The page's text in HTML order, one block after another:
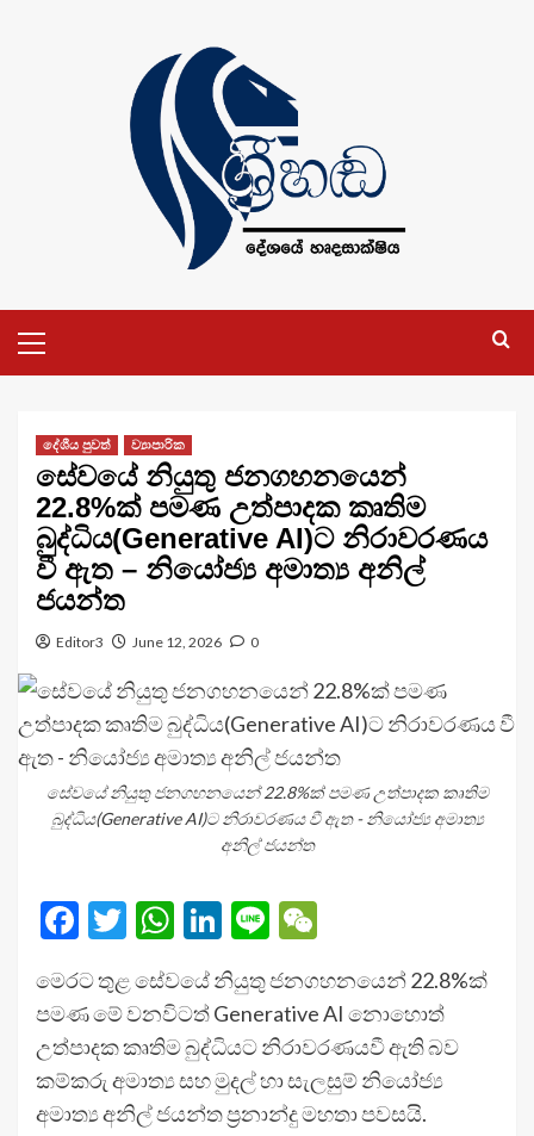
Menu
දේශීය පුවත් ව්‍යාපාරික
සේවයේ නියුතු ජනගහනයෙන්
22.8%ක් පමණ උත්පාදක කෘතිම
බුද්ධිය(Generative AI)ට නිරාවරණය
වී ඇත – නියෝජ්‍ය අමාත්‍ය අනිල්
ජයන්ත
Editor3 June 12, 2026 0
සේවයේ නියුතු ජනගහනයෙන් 22.8%ක් පමණ උත්පාදක කෘතිම
බුද්ධිය(Generative AI)ට නිරාවරණය වී ඇත - නියෝජ්‍ය අමාත්‍ය
අනිල් ජයන්ත
Facebook
Twitter
WhatsApp
LinkedIn
Line
මෙරට තුළ සේවයේ නියුතු ජනගහනයෙන් 22.8%ක්
පමණ මේ වනවිටත් Generative AI නොහොත්
උත්පාදක කෘතිම බුද්ධියට නිරාවරණයවී ඇති බව
කම්කරු අමාත්‍ය සහ මුදල් හා සැලසුම් නියෝජ්‍ය
අමාත්‍ය අනිල් ජයන්ත ප්‍රනාන්දු මහතා පවසයි.